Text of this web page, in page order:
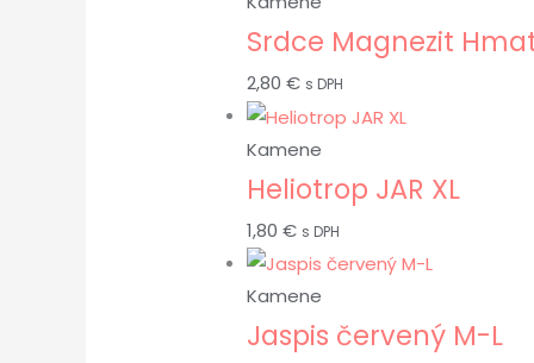
Srdce Magnezit
2,80 € s DPH
Kamene
Heliotrop JAR XL
1,80 € s DPH
Kamene
Jaspis červený M-L